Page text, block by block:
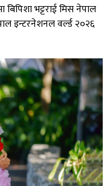
बिपिशा भट्टराई मिस नेपाल
इन्टरनेशनल वर्ल्ड २०२६